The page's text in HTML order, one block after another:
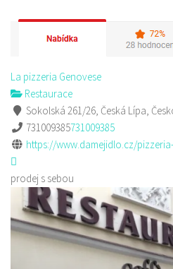
La pizzeria Genovese
Restaurace
Sokolská 261/26, Česká Lípa,
731009385731009385
https://www.damejidlo.cz/
prodej s sebou